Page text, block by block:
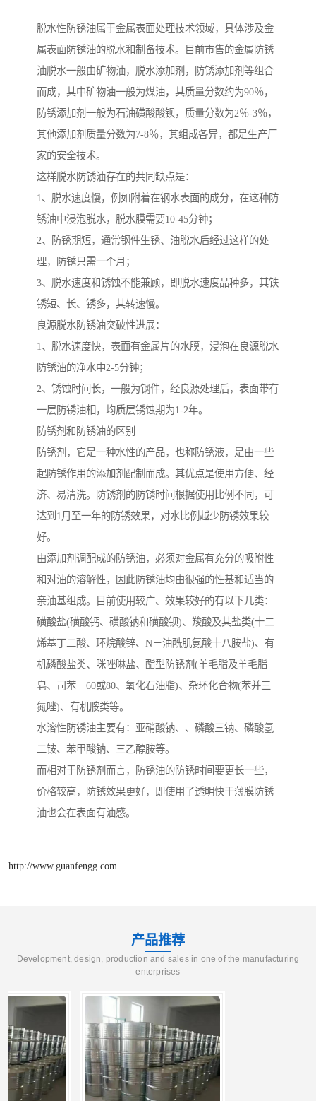
脱水性防锈油属于金属表面处理技术领域，具体涉及金
属表面防锈油的脱水和制备技术。目前市售的金属防锈
油脱水一般由矿物油，脱水添加剂，防锈添加剂等组合
而成，其中矿物油一般为煤油，其质量分数约为90％，
防锈添加剂一般为石油磺酸酸钡，质量分数为2％-3％，
其他添加剂质量分数为7-8％，其组成各异，都是生产厂
家的安全技术。
这样脱水防锈油存在的共同缺点是：
1、脱水速度慢，例如附着在钢水表面的成分，在这种防
锈油中浸泡脱水，脱水膜需要10-45分钟；
2、防锈期短，通常钢件生锈、油脱水后经过这样的处
理，防锈只需一个月；
3、脱水速度和锈蚀不能兼顾，即脱水速度品种多，其铁
锈短、长、锈多，其转速慢。
良源脱水防锈油突破性进展：
1、脱水速度快，表面有金属片的水膜，浸泡在良源脱水
防锈油的净水中2-5分钟；
2、锈蚀时间长，一般为钢件，经良源处理后，表面带有
一层防锈油相，均质层锈蚀期为1-2年。
防锈剂和防锈油的区别
防锈剂，它是一种水性的产品，也称防锈液，是由一些
起防锈作用的添加剂配制而成。其优点是使用方便、经
济、易清洗。防锈剂的防锈时间根据使用比例不同，可
达到1月至一年的防锈效果，对水比例越少防锈效果较
好。
由添加剂调配成的防锈油，必须对金属有充分的吸附性
和对油的溶解性，因此防锈油均由很强的性基和适当的
亲油基组成。目前使用较广、效果较好的有以下几类：
磺酸盐(磺酸钙、磺酸钠和磺酸钡)、羧酸及其盐类(十二
烯基丁二酸、环烷酸锌、N－油酰肌氨酸十八胺盐)、有
机磷酸盐类、咪唑啉盐、酯型防锈剂(羊毛脂及羊毛脂
皂、司苯－60或80、氧化石油脂)、杂环化合物(苯并三
氮唑)、有机胺类等。
水溶性防锈油主要有：亚硝酸钠、、磷酸三钠、磷酸氢
二铵、苯甲酸钠、三乙醇胺等。
而相对于防锈剂而言，防锈油的防锈时间要更长一些，
价格较高，防锈效果更好，即使用了透明快干薄膜防锈
油也会在表面有油感。
http://www.guanfengg.com
产品推荐
Development, design, production and sales in one of the manufacturing
enterprises